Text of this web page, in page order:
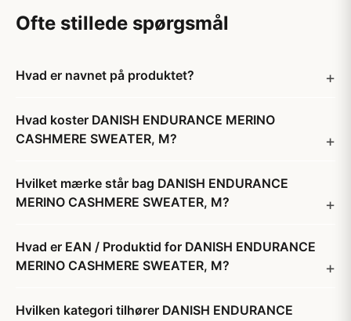
Ofte stillede spørgsmål
Hvad er navnet på produktet?
Hvad koster DANISH ENDURANCE MERINO
CASHMERE SWEATER, M?
Hvilket mærke står bag DANISH ENDURANCE
MERINO CASHMERE SWEATER, M?
Hvad er EAN / Produktid for DANISH ENDURANCE
MERINO CASHMERE SWEATER, M?
Hvilken kategori tilhører DANISH ENDURANCE